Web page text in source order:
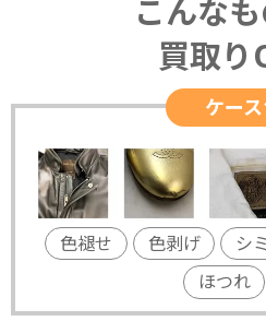
こんな
買取り
ケース
色褪せ 色剥げ シミ
ほつれ